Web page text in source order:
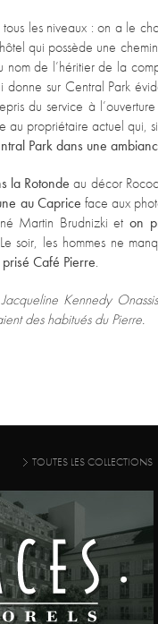
les niveaux : on a le
qui possède une
nom de l’héritier de la
donne sur Central Park
du service à
au propriétaire actuel qui,
Park dans une
la Rotonde au décor
au Caprice face aux
Martin Brudnizki et on
Le soir, les hommes ne
Café Pierre.
Kennedy
des habitués du Pierre.
TOUTES LES COLLECTIONS